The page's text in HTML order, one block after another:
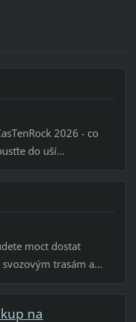
2026 - co
do uší...
moct dostat
trasám a...
na